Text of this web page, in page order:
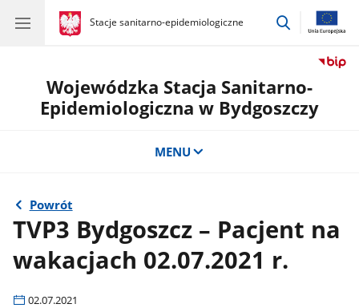
gov.pl
Stacje sanitarno-epidemiologiczne
gov.pl
Stacje
przejdź
Wojewódzka Stacja Sanitarno-
Epidemiologiczna w Bydgoszczy
MENU
Powrót
TVP3 Bydgoszcz – Pacjent na
wakacjach 02.07.2021 r.
02.07.2021